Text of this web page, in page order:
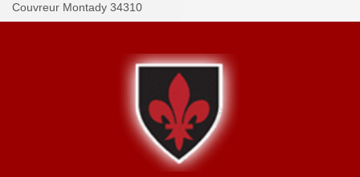
Couvreur Montady 34310